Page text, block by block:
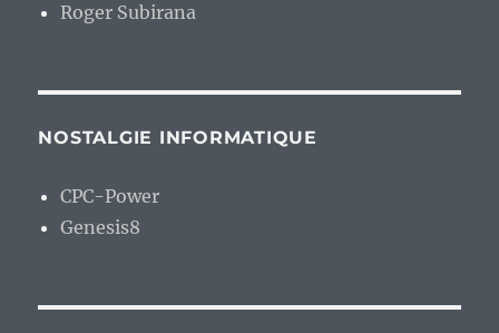
Roger Subirana
NOSTALGIE INFORMATIQUE
CPC-Power
Genesis8